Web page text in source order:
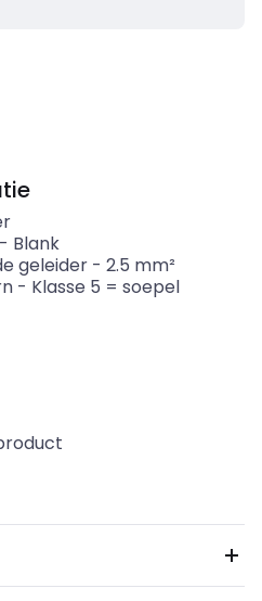
- Blank
geleider- 2.5 mm²
- Klasse 5 = soepel